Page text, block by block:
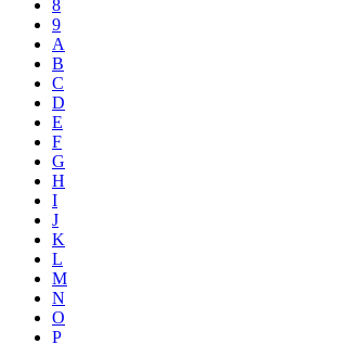
8
9
A
B
C
D
E
F
G
H
I
J
K
L
M
N
O
P